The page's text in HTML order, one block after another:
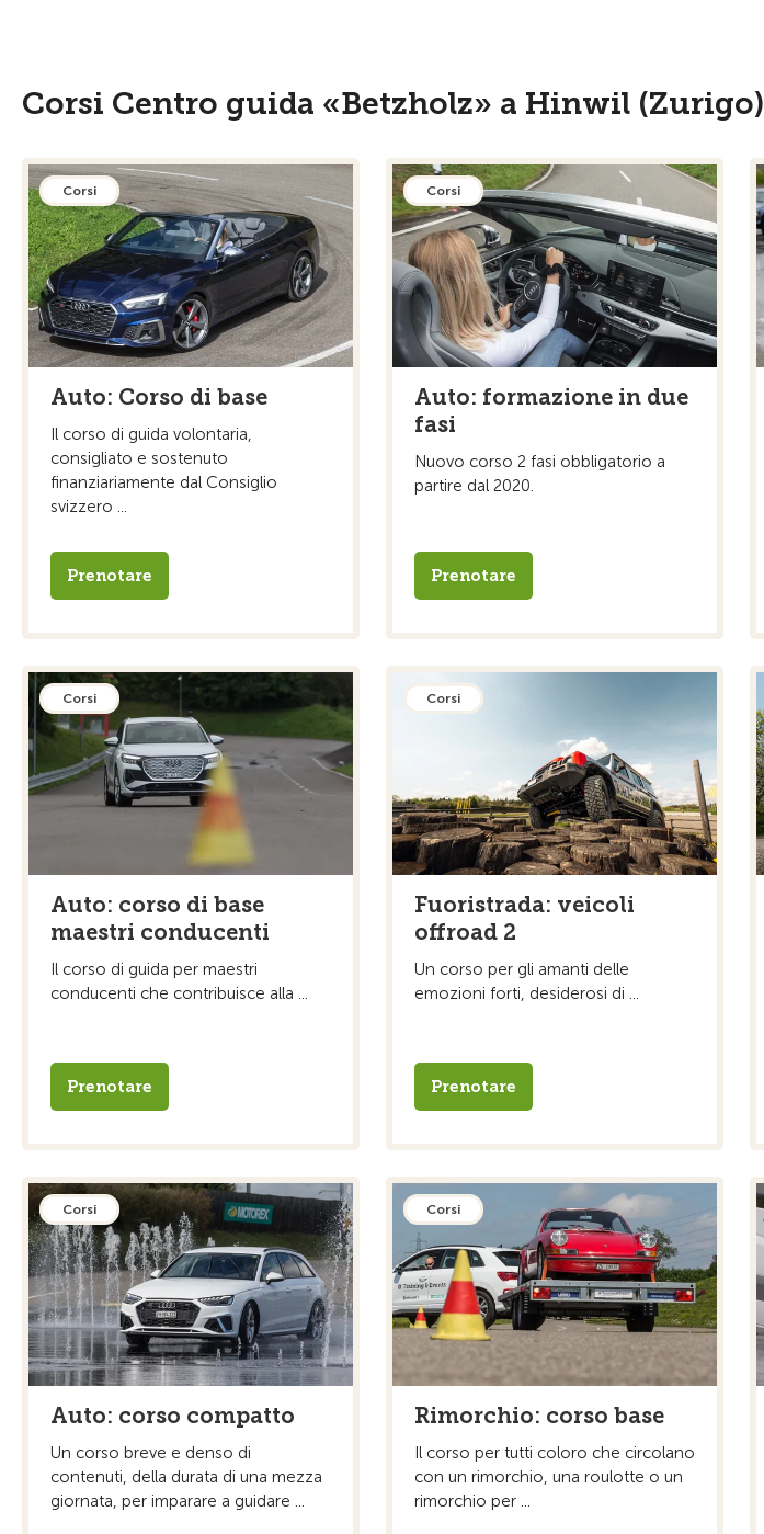
Corsi Centro guida «Betzholz» a Hinwil (Zurigo)
Corsi
Auto: Corso di base
Il corso di guida volontaria,
consigliato e sostenuto
finanziariamente dal Consiglio
svizzero ...
Prenotare
Corsi
Auto: formazione in due
fasi
Nuovo corso 2 fasi obbligatorio a
partire dal 2020.
Prenotare
Corsi
Auto: corso di base
maestri conducenti
Il corso di guida per maestri
conducenti che contribuisce alla ...
Prenotare
Corsi
Fuoristrada: veicoli
offroad 2
Un corso per gli amanti delle
emozioni forti, desiderosi di ...
Prenotare
Corsi
Auto: corso compatto
Un corso breve e denso di
contenuti, della durata di una mezza
giornata, per imparare a guidare ...
Corsi
Rimorchio: corso base
Il corso per tutti coloro che circolano
con un rimorchio, una roulotte o un
rimorchio per ...